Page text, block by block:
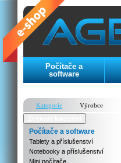
Počítače a
software
Kategorie
Výrobce
Počítače a software
Tablety a příslušenství
Notebooky a příslušenství
Mini počítače